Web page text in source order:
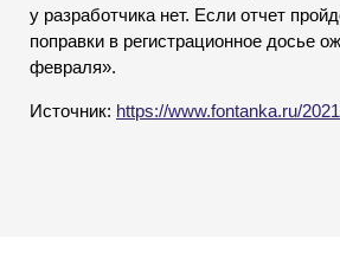
у разработчика нет. Если отчет
поправки в регистрационное досье
февраля».
Источник: https://www.fontanka.ru/